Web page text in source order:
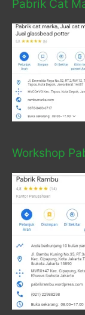
Pabrik Cat
Workshop